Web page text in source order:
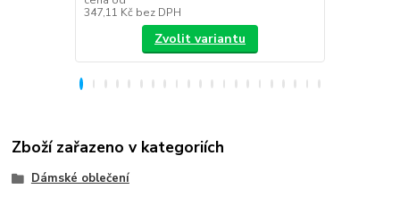
347,11 Kč bez DPH
Zvolit variantu
Zboží zařazeno v kategoriích
Dámské oblečení